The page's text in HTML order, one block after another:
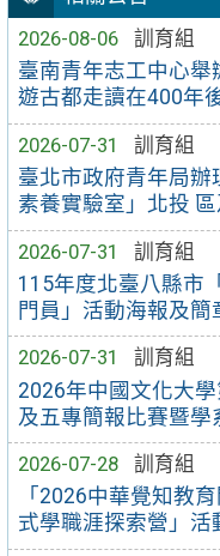
2026-08-06
訓育組
臺南青年志工中心舉
遊古都走讀在400年
2026-07-31
訓育組
臺北市政府青年局
素養實驗室」北投
2026-07-31
訓育組
115年度北臺八縣市
門員」活動海報及簡
2026-07-31
訓育組
2026年中國文化大
及五專簡報比賽暨學
2026-07-28
訓育組
「2026中華覺知教
式學職涯探索營」活